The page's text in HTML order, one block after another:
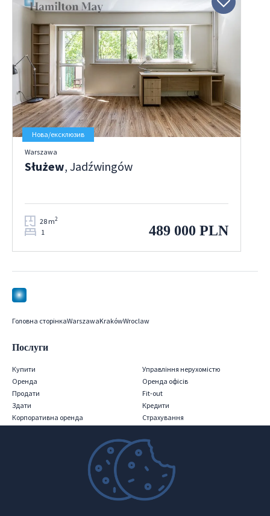
Нова/ексклюзив
Warszawa
Służew, Jadźwingów
28 m2
1 489 000 PLN
Головна сторінкаWarszawaKrakówWroclaw
Послуги
Купити
Оренда
Продати
Здати
Корпоративна оренда
Управління нерухомістю
Оренда офісів
Fit-out
Кредити
Страхування
Послуги для консультантів
Міжнародна нерухомість
Нерухомість Поза Ринком
Інвестиційна нерухомість
Second Home
Готельний оператор